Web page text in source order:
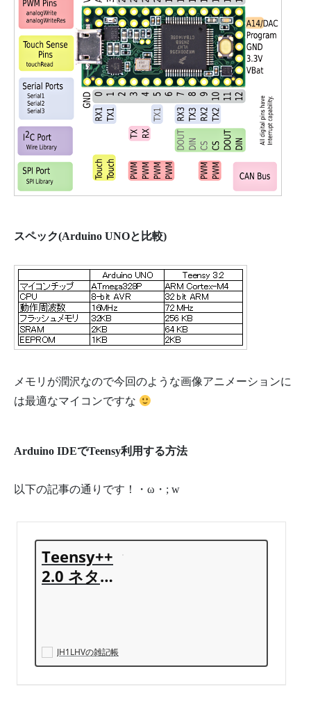
スペック(Arduino UNOと比較)
メモリが潤沢なので今回のような画像アニメーションに
は最適なマイコンですな
Arduino IDEでTeensy利用する方法
以下の記事の通りです！・ω・; w
Teensy++
2.0 ネタの
JH1LHVの雑記帳